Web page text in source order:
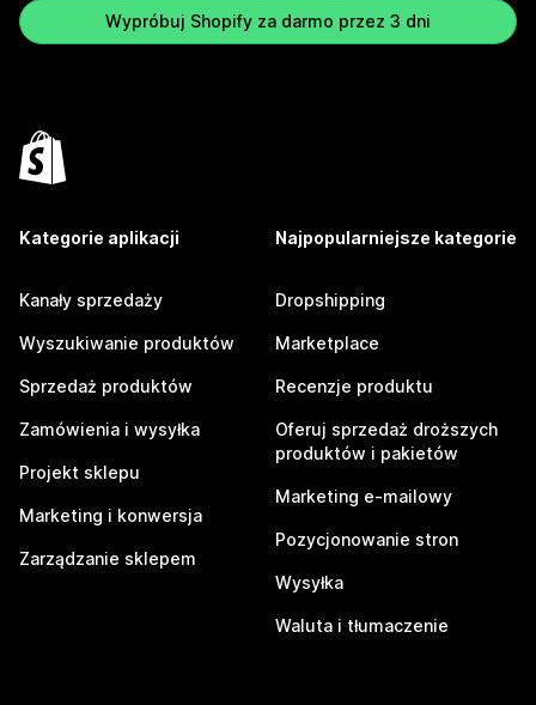
Wypróbuj Shopify za darmo przez 3 dni
Kategorie aplikacji
Kanały sprzedaży
Wyszukiwanie produktów
Sprzedaż produktów
Zamówienia i wysyłka
Projekt sklepu
Marketing i konwersja
Zarządzanie sklepem
Najpopularniejsze kategorie
Dropshipping
Marketplace
Recenzje produktu
Oferuj sprzedaż droższych
produktów i pakietów
Marketing e-mailowy
Pozycjonowanie stron
Wysyłka
Waluta i tłumaczenie